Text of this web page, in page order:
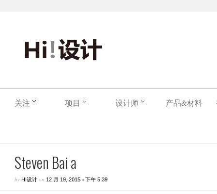
关注 项目 设计师 产品&材料
Steven Bai a
by HI设计 on 12 月 19, 2015 •下午 5:39